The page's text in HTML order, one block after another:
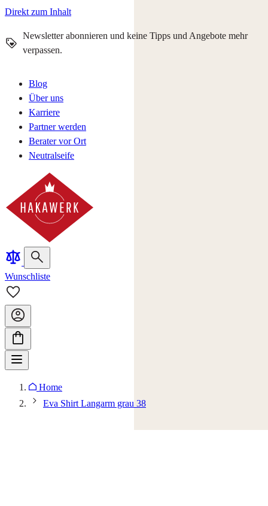
Direkt zum Inhalt
Newsletter abonnieren und keine Tipps und Angebote mehr
verpassen.
Blog
Über uns
Karriere
Partner werden
Berater vor Ort
Neutralseife
Wunschliste
Home
Eva Shirt Langarm grau 38